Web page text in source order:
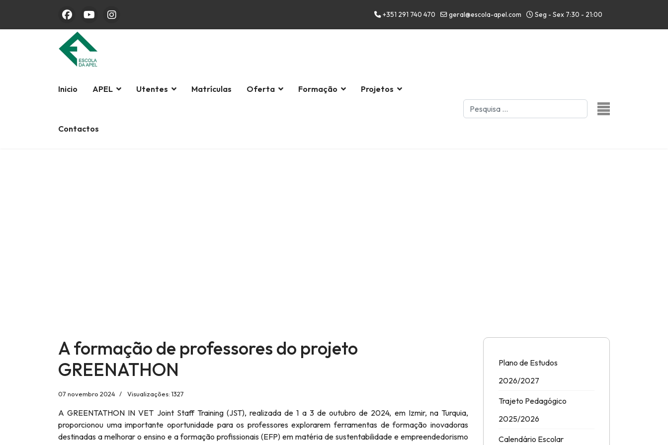
+351 291 740 470 geral@escola-apel.com Seg - Sex 7:30 - 21:00
Inicio APEL Utentes Matrículas Oferta Formação Projetos
Contactos
Pesquisar
A formação de professores do projeto
GREENATHON
07 novembro 2024 Visualizações: 1327
A GREENTATHON IN VET Joint Staff Training (JST), realizada de 1 a 3 de outubro de 2024, em Izmir, na Turquia,
proporcionou uma importante oportunidade para os professores explorarem ferramentas de formação inovadoras
destinadas a melhorar o ensino e a formação profissionais (EFP) em matéria de sustentabilidade e empreendedorismo
Plano de Estudos
2026/2027
Trajeto Pedagógico
2025/2026
Calendário Escolar